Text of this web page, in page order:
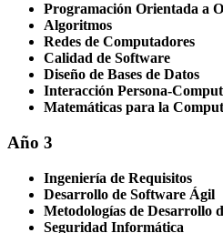
Programación Orientada a
Algoritmos
Redes de Computadores
Calidad de Software
Diseño de Bases de Datos
Interacción Persona-
Matemáticas para la
Año 3
Ingeniería de Requisitos
Desarrollo de Software Ágil
Metodologías de Desarrollo
Seguridad Informática